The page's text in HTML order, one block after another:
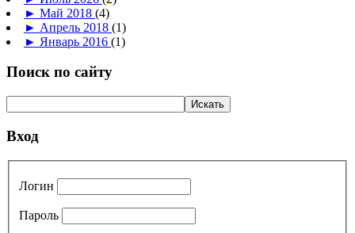
► Май 2018 (4)
► Апрель 2018 (1)
► Январь 2016 (1)
Поиск по сайту
Вход
Логин
Пароль